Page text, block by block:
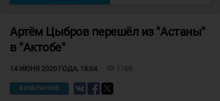
Артём Цыбров перешёл из "Астаны"
в "Актобе"
14 ИЮНЯ 2020 ГОДА, 18:04 1769
В ИЗБРАННОЕ